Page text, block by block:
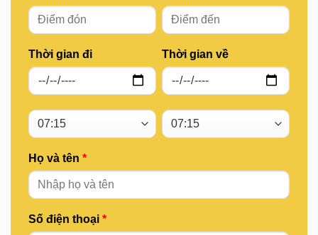
Thời gian đi Thời gian về
Họ và tên *
Số điện thoại *